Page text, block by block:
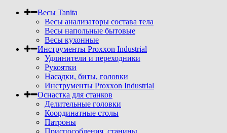
Весы Tanita
Весы анализаторы состава тела
Весы напольные бытовые
Весы кухонные
Инструменты Proxxon Industrial
Удлинители и переходники
Рукоятки
Насадки, биты, головки
Инструменты Proxxon Industrial
Оснастка для станков
Делительные головки
Координатные столы
Патроны
Приспособления, станины